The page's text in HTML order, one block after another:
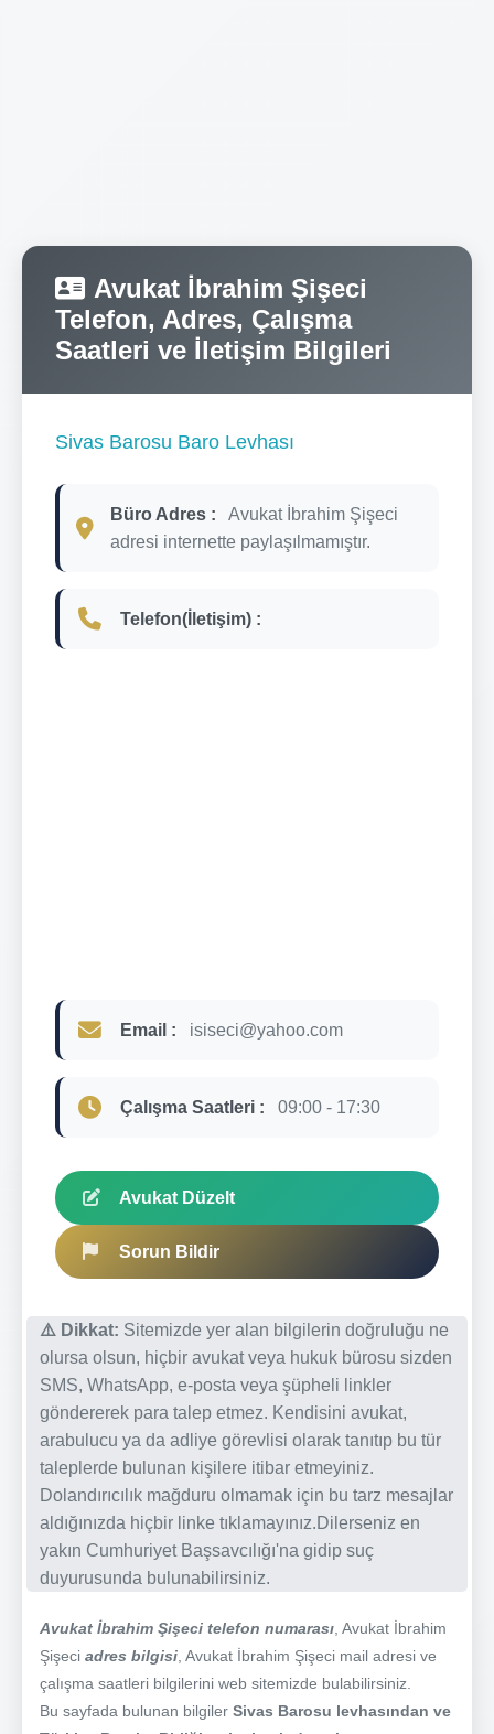
Avukat İbrahim Şişeci
Telefon, Adres, Çalışma
Saatleri ve İletişim Bilgileri
Sivas Barosu Baro Levhası
Büro Adres :
Avukat İbrahim Şişeci
adresi internette paylaşılmamıştır.
Telefon(İletişim) :
Email : isiseci@yahoo.com
Çalışma Saatleri : 09:00 - 17:30
Avukat Düzelt
Sorun Bildir
⚠️ Dikkat: Sitemizde yer alan bilgilerin doğruluğu ne
olursa olsun, hiçbir avukat veya hukuk bürosu sizden
SMS, WhatsApp, e-posta veya şüpheli linkler
göndererek para talep etmez. Kendisini avukat,
arabulucu ya da adliye görevlisi olarak tanıtıp bu tür
taleplerde bulunan kişilere itibar etmeyiniz.
Dolandırıcılık mağduru olmamak için bu tarz mesajlar
aldığınızda hiçbir linke tıklamayınız.Dilerseniz en
yakın Cumhuriyet Başsavcılığı'na gidip suç
duyurusunda bulunabilirsiniz.
Avukat İbrahim Şişeci telefon numarası , Avukat İbrahim
Şişeci adres bilgisi , Avukat İbrahim Şişeci mail adresi ve
çalışma saatleri bilgilerini web sitemizde bulabilirsiniz.
Bu sayfada bulunan bilgiler Sivas Barosu levhasından ve